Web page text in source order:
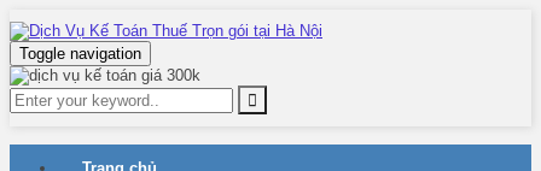
Toggle navigation